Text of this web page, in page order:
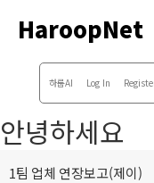
HaroopNet
하룹AI Log In
안녕하세요
1팀 업체 연장보고(제이)